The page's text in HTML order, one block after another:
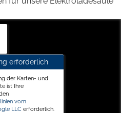
erforderlich
der Karten- und
ist Ihre
vom
LLC erforderlich.